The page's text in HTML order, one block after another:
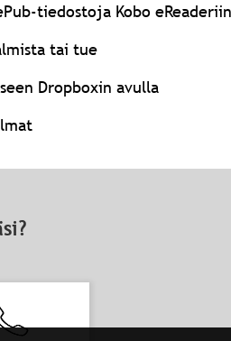
tiedostoja Kobo
tai tue
Dropboxin avulla